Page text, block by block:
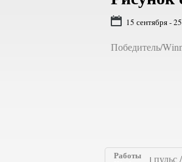
15 сентября -
Победитель/
Работы
|